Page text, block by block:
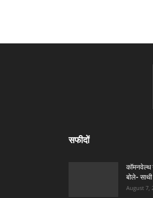
सफीदों
कॉमनवेल्थ
बोले-
August 7,